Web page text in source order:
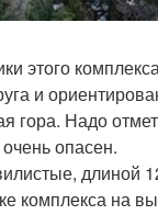
этого
и
гора. Надо
опасен.
длиной
комплекса на